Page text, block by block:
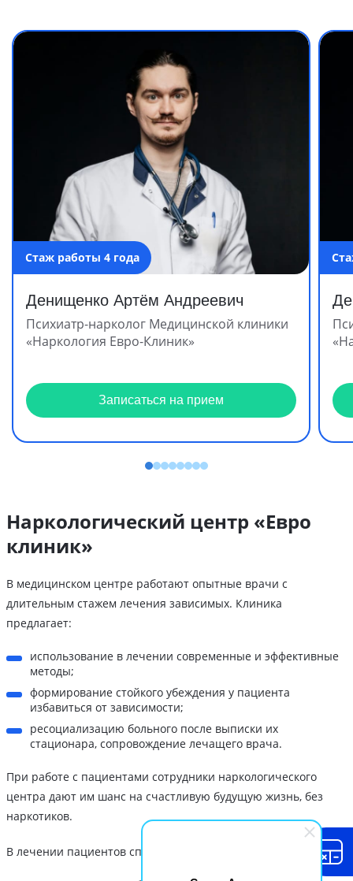
Стаж работы 4 года
Денищенко Артём Андреевич
Психиатр-нарколог Медицинской клиники
«Наркология Евро-Клиник»
Записаться на прием
Наркологический центр «Евро
клиник»
В медицинском центре работают опытные врачи с
длительным стажем лечения зависимых. Клиника
предлагает:
использование в лечении современные и эффективные
методы;
формирование стойкого убеждения у пациента
избавиться от зависимости;
ресоциализацию больного после выписки их
стационара, сопровождение лечащего врача.
При работе с пациентами сотрудники наркологического
центра дают им шанс на счастливую будущую жизнь, без
наркотиков.
В лечении пациентов специалисты придерживаются правил: